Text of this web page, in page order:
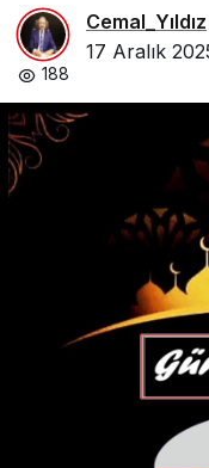
Cemal_Yıldız
17 Aralık
188
niyetinde
midir?-Özür sahibi
kimse de
niyetinde
belirtmeli midir?